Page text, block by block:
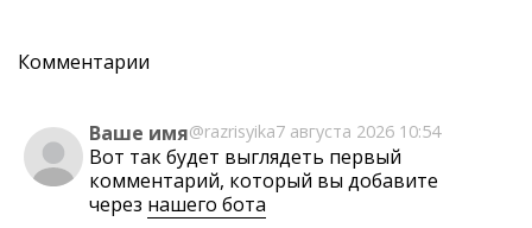
Комментарии
Ваше имя@razrisyika7 августа 2026 10:54
Вот так будет выглядеть первый
комментарий, который вы добавите
через нашего бота